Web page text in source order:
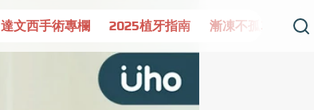
達文西手術專欄 2025植牙指南 漸凍不孤單 愛